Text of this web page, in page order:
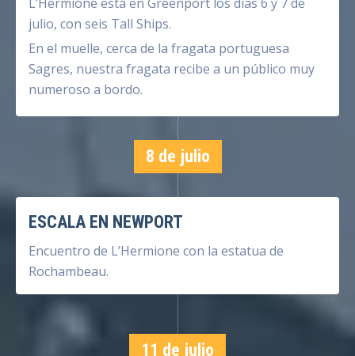
julio, con seis Tall Ships.
En el muelle, cerca de la fragata portuguesa
Sagres, nuestra fragata recibe a un público muy
numeroso a bordo.
8 de julio
ESCALA EN NEWPORT
Encuentro de L’Hermione con la estatua de
Rochambeau.
11 de julio